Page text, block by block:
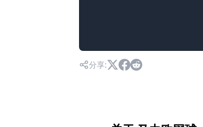
分享: